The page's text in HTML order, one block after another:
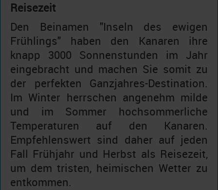
Reisezeit
Den Beinamen "Inseln des ewigen
Frühlings" haben den Kanaren ihre
knapp 3000 Sonnenstunden im Jahr
eingebracht und machen Sie somit zu
der perfekten Ganzjahres-Destination.
Im Winter herrschen angenehm milde
und im Sommer hochsommerliche
Temperaturen auf den Kanaren.
Empfehlenswert sind daher auf jeden
Fall Frühjahr und Herbst als Reisezeit,
um dem tristen, heimischen Wetter zu
entkommen.